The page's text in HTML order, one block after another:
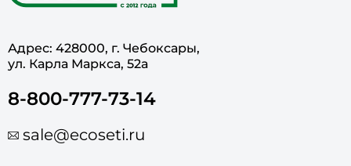
Адрес: 428000, г. Чебоксары,
ул. Карла Маркса, 52а
8-800-777-73-14
sale@ecoseti.ru